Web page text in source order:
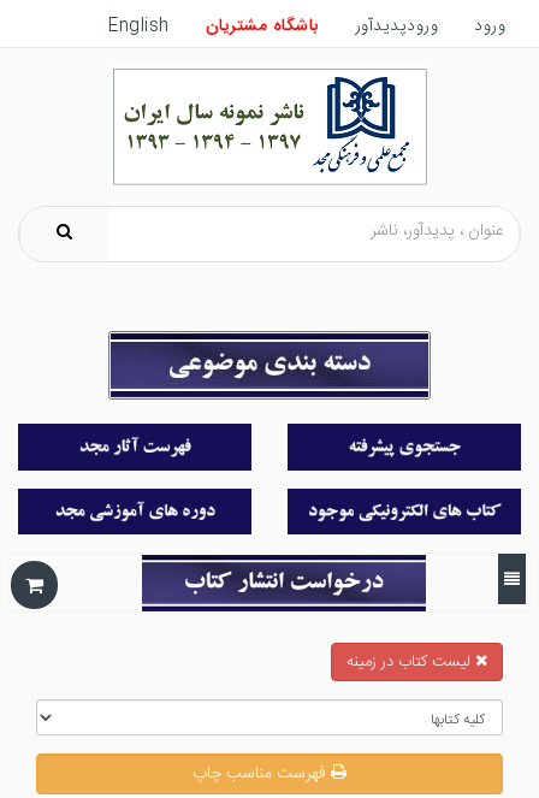
ورود ورودپدیدآور باشگاه مشتریان English
ليست كتاب در زمينه
فهرست مناسب چاپ